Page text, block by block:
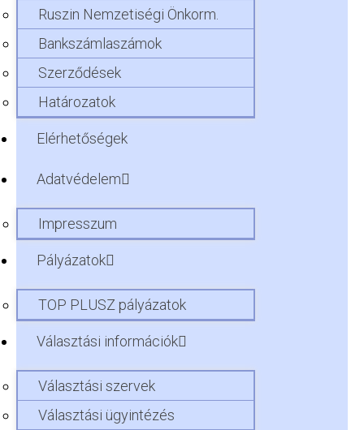
Ruszin Nemzetiségi Önkorm.
Bankszámlaszámok
Szerződések
Határozatok
Elérhetőségek
Adatvédelem
Impresszum
Pályázatok
TOP PLUSZ pályázatok
Választási információk
Választási szervek
Választási ügyintézés